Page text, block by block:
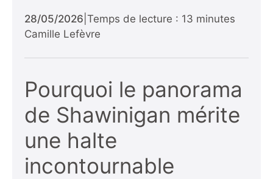
28/05/2026 Temps de lecture : 13 minutes
Camille Lefèvre
Pourquoi le panorama
de Shawinigan mérite
une halte
incontournable